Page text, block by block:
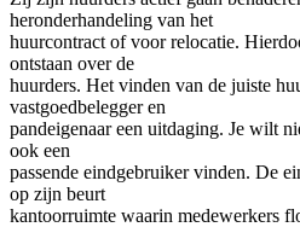
heronderhandeling van het
huurcontract of voor relocatie.
ontstaan over de
huurders. Het vinden van de juiste
vastgoedbelegger en
pandeigenaar een uitdaging. Je wilt
ook een
passende eindgebruiker vinden. De
op zijn beurt
kantoorruimte waarin medewerkers